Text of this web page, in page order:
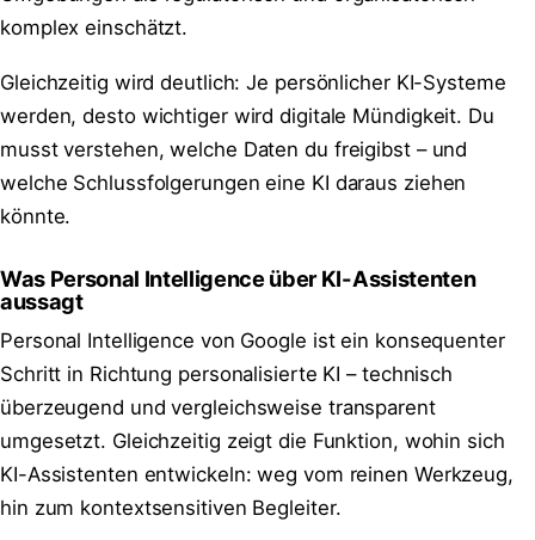
komplex einschätzt.
Gleichzeitig wird deutlich: Je persönlicher KI-Systeme
werden, desto wichtiger wird digitale Mündigkeit. Du
musst verstehen, welche Daten du freigibst – und
welche Schlussfolgerungen eine KI daraus ziehen
könnte.
Was Personal Intelligence über KI-Assistenten
aussagt
Personal Intelligence von Google ist ein konsequenter
Schritt in Richtung personalisierte KI – technisch
überzeugend und vergleichsweise transparent
umgesetzt. Gleichzeitig zeigt die Funktion, wohin sich
KI-Assistenten entwickeln: weg vom reinen Werkzeug,
hin zum kontextsensitiven Begleiter.